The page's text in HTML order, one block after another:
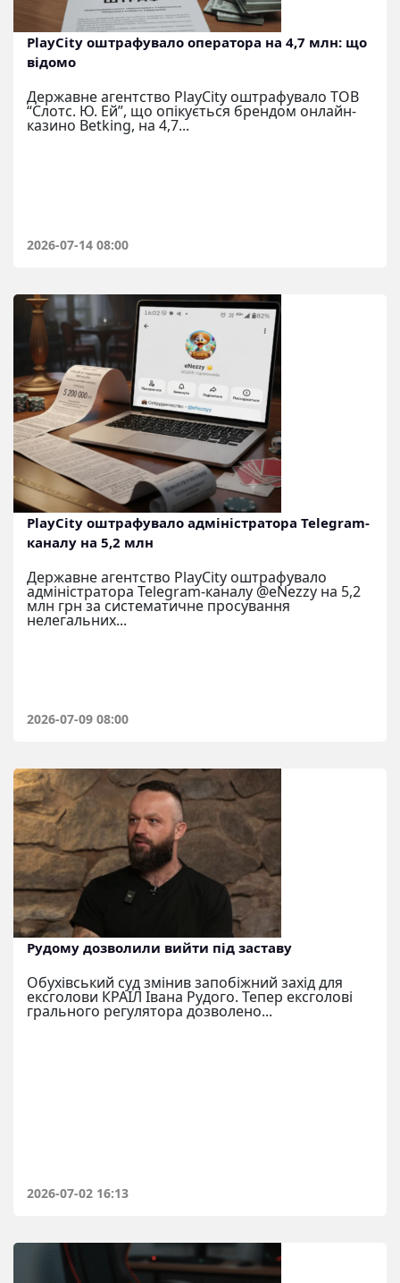
PlayCity оштрафувало оператора на 4,7 млн: що
відомо
Державне агентство PlayCity оштрафувало ТОВ
“Слотс. Ю. Ей”, що опікується брендом онлайн-
казино Betking, на 4,7...
2026-07-14 08:00
PlayCity оштрафувало адміністратора Telegram-
каналу на 5,2 млн
Державне агентство PlayCity оштрафувало
адміністратора Telegram-каналу @eNezzy на 5,2
млн грн за систематичне просування
нелегальних...
2026-07-09 08:00
Рудому дозволили вийти під заставу
Обухівський суд змінив запобіжний захід для
ексголови КРАІЛ Івана Рудого. Тепер ексголові
грального регулятора дозволено...
2026-07-02 16:13